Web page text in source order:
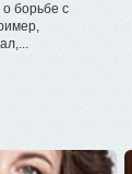
борьбе с